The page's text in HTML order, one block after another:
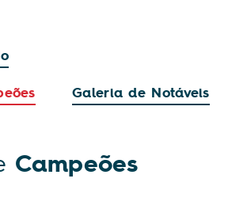
Galeria de Notáveis
Campeões